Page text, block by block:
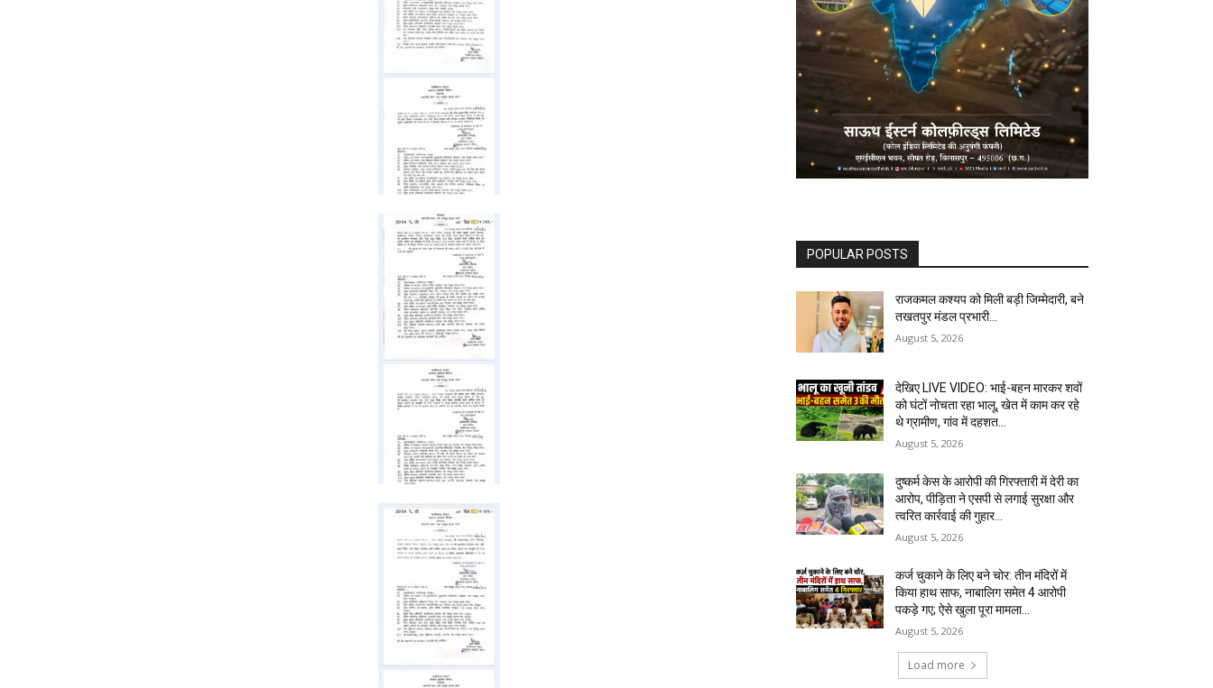
तखतपुर मंडल प्रभारी…
देखिए LIVE VIDEO: भाई-बहन मारकर शवों
को घंटों नोचता रहा भालू, खेत में काम कर रहे
August 5, 2026
दुष्कर्म केस के आरोपी की गिरफ्तारी में देरी का
आरोप, पीड़िता ने एसपी से लगाई सुरक्षा और
त्वरित कार्रवाई की गुहार…
August 5, 2026
कर्ज चुकाने के लिए बने चोर: तीन मंदिरों में
किया हाथ साफ, नाबालिग समेत 4 आरोपी
पकड़े गए; ऐसे खुला पूरा मामला…
August 5, 2026
Load more